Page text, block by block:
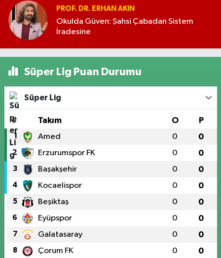
PROF. DR. ERHAN AKIN
Okulda Güven: Şahsi Çabadan Sistem
İradesine
Süper Lig Puan Durumu
Süper Lig
# Takım O P
1 Amed 0 0
2 Erzurumspor FK 0 0
3 Başakşehir 0 0
4 Kocaelispor 0 0
5 Beşiktaş 0 0
6 Eyüpspor 0 0
7 Galatasaray 0 0
8 Çorum FK 0 0